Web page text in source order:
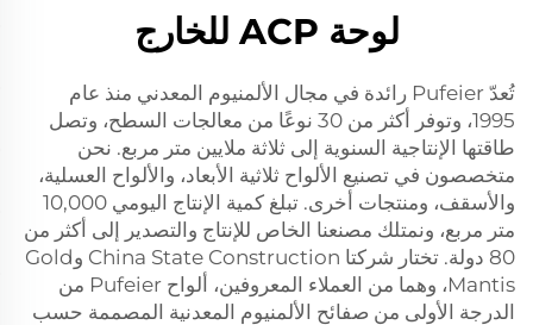
لوحة ACP للخارج
تُعدّ Pufeier رائدة في مجال الألمنيوم المعدني منذ عام
1995، وتوفر أكثر من 30 نوعًا من معالجات السطح، وتصل
طاقتها الإنتاجية السنوية إلى ثلاثة ملايين متر مربع. نحن
متخصصون في تصنيع الألواح ثلاثية الأبعاد، والألواح العسلية،
والأسقف، ومنتجات أخرى. تبلغ كمية الإنتاج اليومي 10,000
متر مربع، ونمتلك مصنعنا الخاص للإنتاج والتصدير إلى أكثر من
80 دولة. تختار شركتا China State Construction وGold
Mantis، وهما من العملاء المعروفين، ألواح Pufeier من
الدرجة الأولى من صفائح الألمنيوم المعدنية المصممة حسب